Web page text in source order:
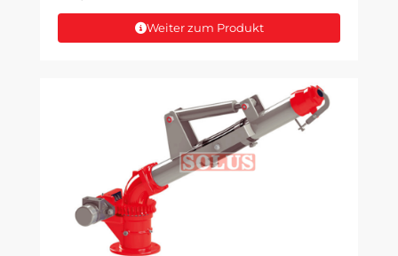
Weiter zum Produkt